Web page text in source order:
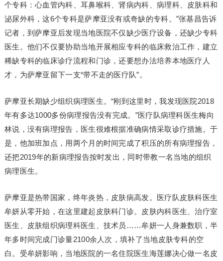
个专科：心血管内科、耳鼻喉科、肾病内科、病理科、皮肤科和
泌尿外科，这6个专科是萨摩亚没有或奇缺的专科。”张基昌告诉
记者，到萨摩亚后发现当地医院不仅缺少医疗设备，还缺少专科
医生。他们不仅要协助当地开展相应专科的临床救治工作，建立
稀缺专科的临床诊疗流程和门诊，还要想办法培养本地医疗人
才，为萨摩亚留下一支“带不走的医疗队”。
萨摩亚长期缺少组织病理医生。“刚到这里时，我发现医院2018
年有多达1000多份病理报告没有完成。”医疗队病理科医生梅向
林说，没有病理报告，医生很难根据准确病情采取诊疗措施。于
是，他加班加点，用两个月的时间完成了积压的所有病理报告，
还把2019年的新病理报告按时发出，同时带教一名当地的组织
病理医生。
萨摩亚是热带国家，终年炎热，皮肤病高发。医疗队皮肤科医生
牟妍从零开始，在这里建起皮肤科门诊。皮肤内科医生、治疗室
医生、皮肤组织病理科医生、技术员……牟妍一人身兼数职，半
年多时间完成门诊量2100余人次，填补了当地皮肤专科的空
白。受牟妍影响，当地医院的一名住院医生海莲娜决心做一名皮